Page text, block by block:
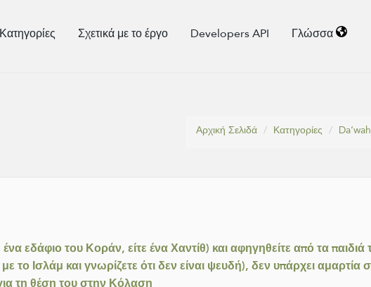
Κατηγορίες Σχετικά με το έργο Developers API Γλώσσα
Αρχική Σελιδά
Κατηγορίες
εδάφιο του Κοράν, είτε ένα Χαντίθ) και αφηγηθείτε από τα
το Ισλάμ και γνωρίζετε ότι δεν είναι ψευδή), δεν υπάρχει